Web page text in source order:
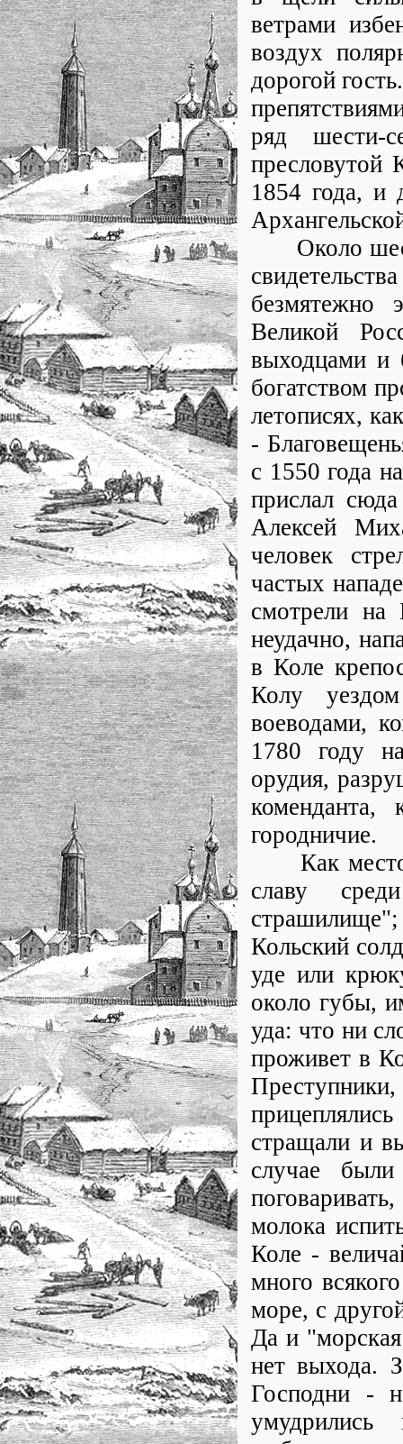
ветрами
воздух
дорогой
ряд шести-
1854 года, и
Около
безмятежно
Великой
выходцами и
богатством
летописях,
-
с 1550 года
прислал
Алексей
человек
частых
смотрели
неудачно,
в Коле
Колу
воеводами,
1780 году
орудия,
коменданта,
городничие.
Как место
славу
Кольский
уде или
около губы,
уда: что ни
проживет в
стращали и
случае
молока
Коле -
много
море, с
Да и
нет выхода.
Господни -